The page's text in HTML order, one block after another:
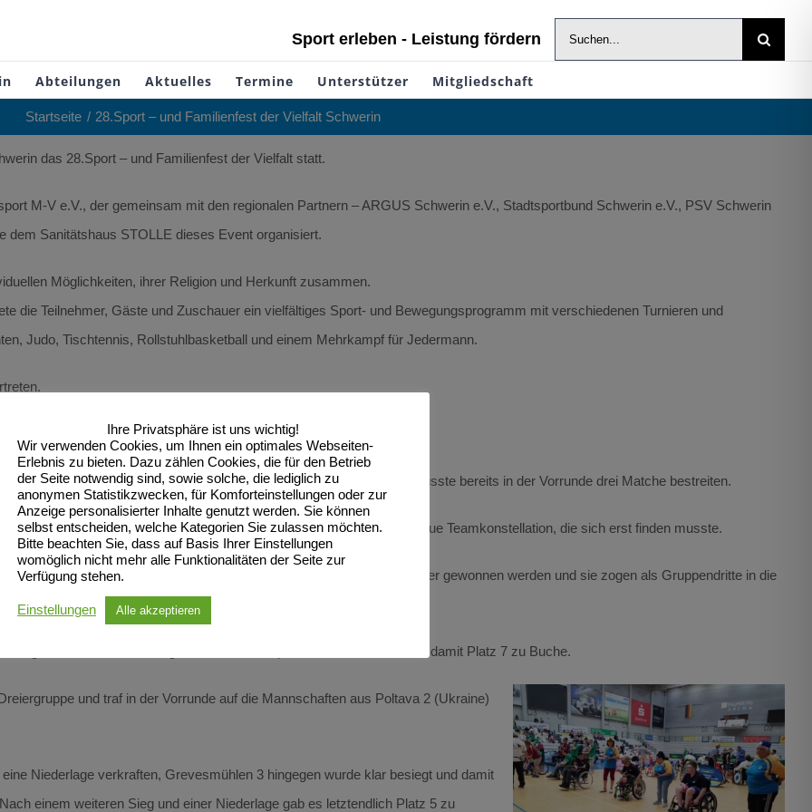
Sport erleben - Leistung fördern
Suche
nach:
Abteilungen Aktuelles Termine Unterstützer Mitgliedschaft
Startseite 28.Sport – und Familienfest der Vielfalt Schwerin
das 28.Sport – und Familienfest der Vielfalt statt.
M-V e.V., der gemeinsam mit den regionalen Partnern – ARGUS Schwerin e.V., Stadtsportbund Schwerin e.V., PSV Schwerin
dem Sanitätshaus STOLLE dieses Event organisiert.
Möglichkeiten, ihrer Religion und Herkunft zusammen.
die Teilnehmer, Gäste und Zuschauer ein vielfältiges Sport- und Bewegungsprogramm mit verschiedenen Turnieren und
Judo, Tischtennis, Rollstuhlbasketball und einem Mehrkampf für Jedermann.
gelost wurden.
1 mit Florian, Max und Julian erwischte dabei eine Vierergruppe und musste bereits in der Vorrunde drei Matche bestreiten.
kurzfristigen krankheitsbedingten Ausfall ergab sich eine gänzlich neue Teamkonstellation, die sich erst finden musste.
gab es zum Auftakt zwei Niederlagen, das dritte Spiel konnte dann aber gewonnen werden und sie zogen als Gruppendritte in die
um die Plätze 7 bis 9 ein.
eigentliches Können und gewannen beide Spiele klar. Am Ende stand damit Platz 7 zu Buche.
und traf in der Vorrunde auf die Mannschaften aus Poltava 2 (Ukraine)
Niederlage verkraften, Grevesmühlen 3 hingegen wurde klar besiegt und damit
einem weiteren Sieg und einer Niederlage gab es letztendlich Platz 5 zu
Ihre Privatsphäre ist uns wichtig!
Wir verwenden Cookies, um Ihnen ein optimales Webseiten-
Erlebnis zu bieten. Dazu zählen Cookies, die für den Betrieb
der Seite notwendig sind, sowie solche, die lediglich zu
anonymen Statistikzwecken, für Komforteinstellungen oder zur
Anzeige personalisierter Inhalte genutzt werden. Sie können
selbst entscheiden, welche Kategorien Sie zulassen möchten.
Bitte beachten Sie, dass auf Basis Ihrer Einstellungen
womöglich nicht mehr alle Funktionalitäten der Seite zur
Verfügung stehen.
Einstellungen Alle akzeptieren